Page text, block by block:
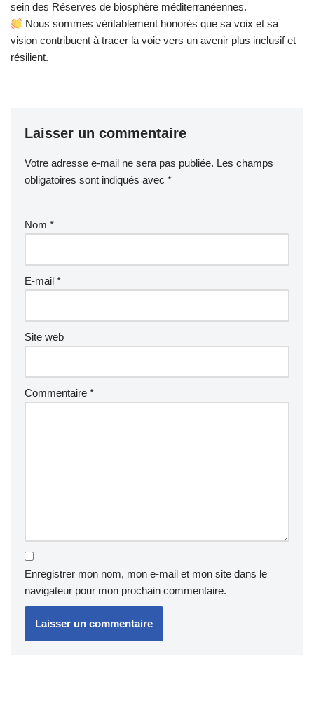
sein des Réserves de biosphère méditerranéennes.
Nous sommes véritablement honorés que sa voix et sa
vision contribuent à tracer la voie vers un avenir plus inclusif et
résilient.
Laisser un commentaire
Votre adresse e-mail ne sera pas publiée. Les champs
obligatoires sont indiqués avec *
Nom *
E-mail *
Site web
Commentaire *
Enregistrer mon nom, mon e-mail et mon site dans le
navigateur pour mon prochain commentaire.